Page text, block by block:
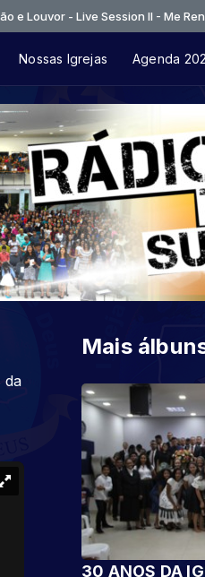
- Live Session II - Me Rendo aos
Nossas Igrejas Agenda
da
Mais
30 ANOS DA